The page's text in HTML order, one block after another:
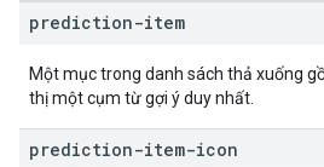
prediction-item
Một mục trong danh sách thả xuống
thị một cụm từ gợi ý duy nhất.
prediction-item-icon